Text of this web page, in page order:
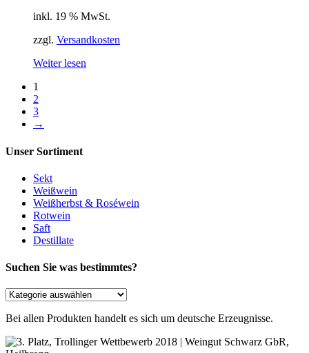
inkl. 19 % MwSt.
zzgl. Versandkosten
Weiter lesen
1
2
3
→
Unser Sortiment
Sekt
Weißwein
Weißherbst & Roséwein
Rotwein
Saft
Destillate
Suchen Sie was bestimmtes?
Bei allen Produkten handelt es sich um deutsche Erzeugnisse.